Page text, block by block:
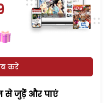
करें
से जुड़ेें और पाएं